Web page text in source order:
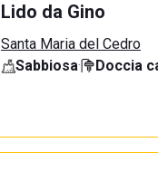
Lido da Gino
Santa Maria del Cedro
Sabbiosa· Doccia